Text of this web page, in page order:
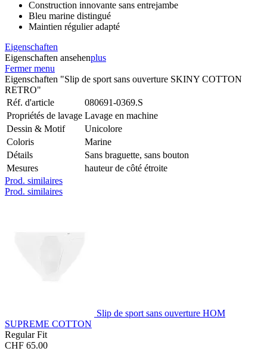
Construction innovante sans entrejambe
Bleu marine distingué
Maintien régulier adapté
Eigenschaften
Eigenschaften ansehenplus
Fermer menu
Eigenschaften "Slip de sport sans ouverture SKINY COTTON
RETRO"
Réf. d'article
080691-0369.S
Propriétés de lavage Lavage en machine
Dessin & Motif
Unicolore
Coloris
Marine
Détails
Sans braguette, sans bouton
Mesures
hauteur de côté étroite
Prod. similaires
Prod. similaires
Slip de sport sans ouverture HOM
SUPREME COTTON
Regular Fit
CHF 65.00